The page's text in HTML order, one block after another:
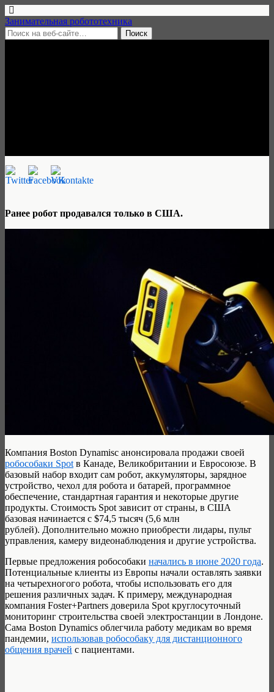
Занимательная робототехника
Ранее робот продавался только в США.
Компания Вoston Dynamisc анонсировала продажи своей
робособаки Spot в Канаде, Великобритании и Евросоюзе. В
базовый набор входит сам робот, аккумуляторы, зарядное
устройство, чехол для робота и батарей, программное
обеспечение, стандартная гарантия и некоторые другие
продукты. Стоимость Spot зависит от страны, в США
базовая начинается с $74,5 тысяч (5,6 млн
рублей). Дополнительно можно приобрести лидары, пульт
управления, камеру видеонаблюдения и другие устройства.
Первые предложения робособаки начались в июне 2020 года.
Потенциальные клиенты из Европы начали оставлять заявки
на четырехногого робота, чтобы использовать его для
решения различных задач. К примеру, международная
компания Foster+Partners доверила Spot круглосуточный
мониторинг строительства своей электростанции в Лондоне.
Сама Boston Dynamics облегчила работу медикам во время
пандемии, использовав робособаку для дистанционного
общения врачей с пациентами.